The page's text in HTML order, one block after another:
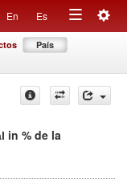
En Es
Toggle
País
in % de la